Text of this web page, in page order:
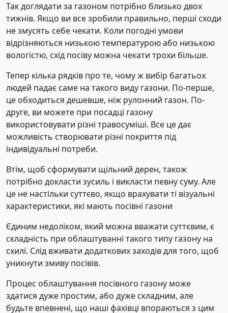
Так доглядати за газоном потрібно близько двох
тижнів. Якщо ви все зробили правильно, перші сходи
не змусять себе чекати. Коли погодні умови
відрізняються низькою температурою або низькою
вологістю, схід посіву можна чекати трохи більше.
Тепер кілька рядків про те, чому ж вибір багатьох
людей падає саме на такого виду газони. По-перше,
це обходиться дешевше, ніж рулонний газон. По-
друге, ви можете при посадці газону
використовувати різні травосуміші. Все це дає
можливість створювати різні покриття під
індивідуальні потреби.
Втім, щоб сформувати щільний дерен, також
потрібно докласти зусиль і викласти певну суму. Але
це не настільки суттєво, якщо врахувати ті візуальні
характеристики, які мають посівні газони
Єдиним недоліком, який можна вважати суттєвим, є
складність при облаштуванні такого типу газону на
схилі. Слід вживати додаткових заходів для того, щоб
уникнути змиву посівів.
Процес облаштування посівного газону може
здатися дуже простим, або дуже складним, але
будьте впевнені, що наші фахівці впораються з цим